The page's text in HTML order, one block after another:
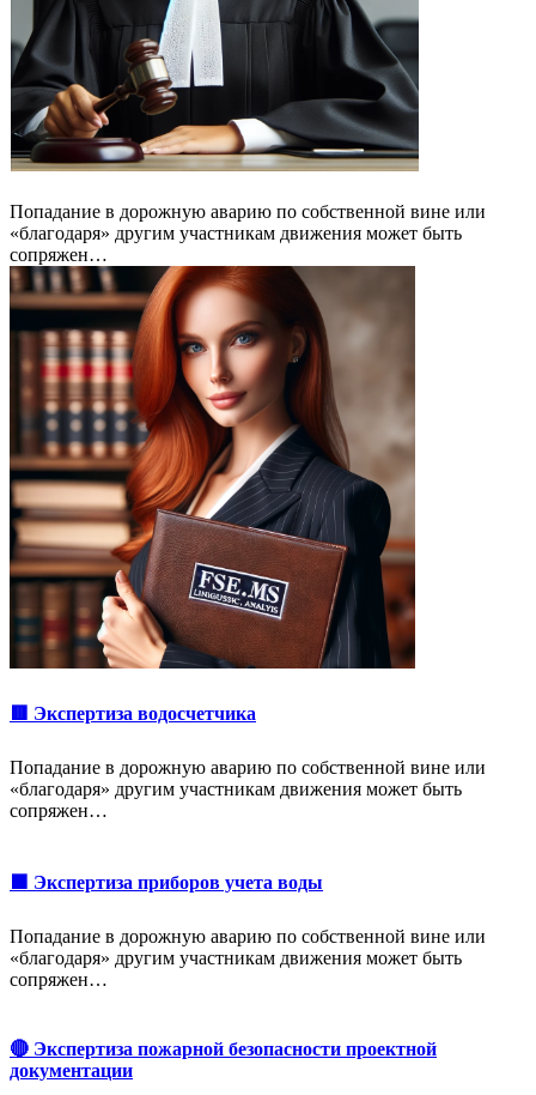
Попадание в дорожную аварию по собственной вине или
«благодаря» другим участникам движения может быть
сопряжен…
🟥 Экспертиза водосчетчика
Попадание в дорожную аварию по собственной вине или
«благодаря» другим участникам движения может быть
сопряжен…
🟩 Экспертиза приборов учета воды
Попадание в дорожную аварию по собственной вине или
«благодаря» другим участникам движения может быть
сопряжен…
🔴 Экспертиза пожарной безопасности проектной
документации